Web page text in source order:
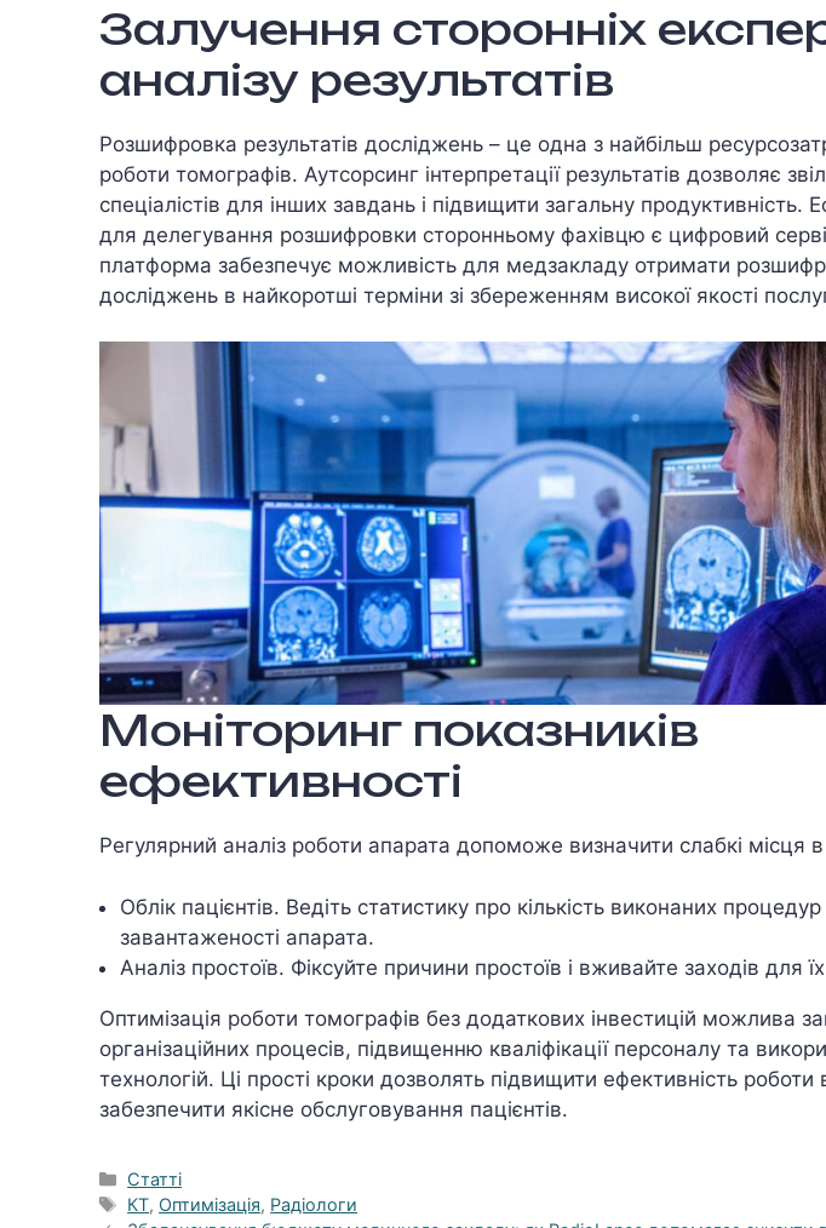
Залучення сторонніх
аналізу результатів
Розшифровка результатів досліджень – це одна з найбільш
роботи томографів. Аутсорсинг інтерпретації результатів дозволяє
спеціалістів для інших завдань і підвищити загальну
для делегування розшифровки сторонньому фахівцю є цифровий
платформа забезпечує можливість для медзакладу отримати
досліджень в найкоротші терміни зі збереженням високої якості
Моніторинг показників
ефективності
Регулярний аналіз роботи апарата допоможе визначити слабкі місця
Облік пацієнтів. Ведіть статистику про кількість виконаних
завантаженості апарата.
Аналіз простоїв. Фіксуйте причини простоїв і вживайте заходів для їх
Оптимізація роботи томографів без додаткових інвестицій можлива
організаційних процесів, підвищенню кваліфікації персоналу та
технологій. Ці прості кроки дозволять підвищити ефективність роботи
забезпечити якісне обслуговування пацієнтів.
Категорії
Статті
Позначки
КТ, Оптимізація, Радіологи